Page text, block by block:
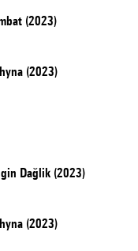
(2023)
(2023)
Dağlik (2023)
(2023)